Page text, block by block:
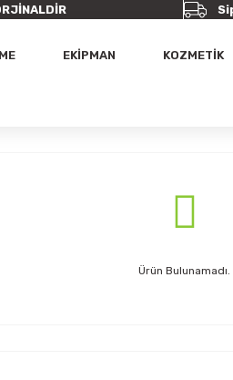
EKİPMAN KOZMETİK
Ürün Bulunamadı.